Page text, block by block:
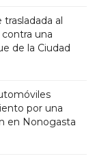
al
una
de la Ciudad
por una
en Nonogasta